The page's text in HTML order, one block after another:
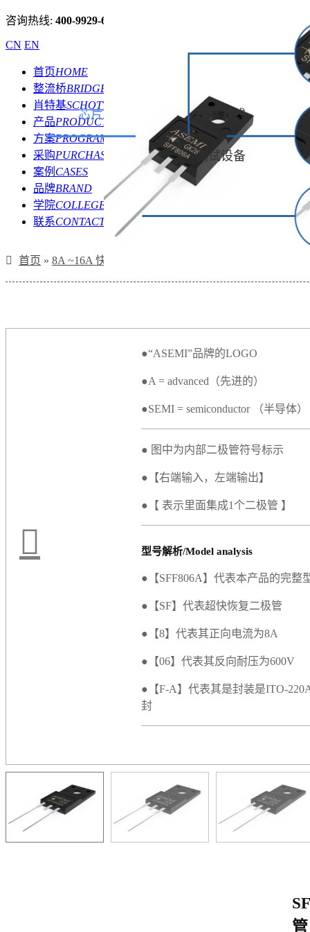
咨询热线: 400-9929-667
CN EN
首页HOME
整流桥BRIDGE
肖特基SCHOTTKY
产品PRODUCT
方案PROGRAM
采购PURCHASE
案例 CASES
品牌BRAND
学院COLLEGE
联系CONTACT
首页 » 8A ~16A 快恢复二极管
●“ASEMI”品牌的LOGO
●A = advanced（先进的）
●SEMI = semiconductor （半导体）
● 图中为内部二极管符号标示
●【右端输入，左端输出】
●【 表示里面集成1个二极管 】
型号解析/Model analysis
●【SFF806A】代表本产品的完整
●【SF】代表超快恢复二极管
●【8】代表其正向电流为8A
●【06】代表其反向耐压为600V
●【F-A】代表其是封装是ITO-
封
芯片 打标方式
测试设备